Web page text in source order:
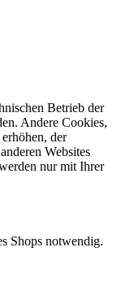
Betrieb der
Andere Cookies,
der
Websites
nur mit Ihrer
Shops notwendig.